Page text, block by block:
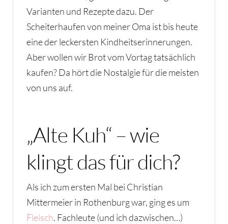
Varianten und Rezepte dazu. Der
Scheiterhaufen von meiner Oma ist bis heute
eine der leckersten Kindheitserinnerungen.
Aber wollen wir Brot vom Vortag tatsächlich
kaufen? Da hört die Nostalgie für die meisten
von uns auf.
„Alte Kuh“ – wie
klingt das für dich?
Als ich zum ersten Mal bei Christian
Mittermeier in Rothenburg war, ging es um
Fleisch. Fachleute (und ich dazwischen…)